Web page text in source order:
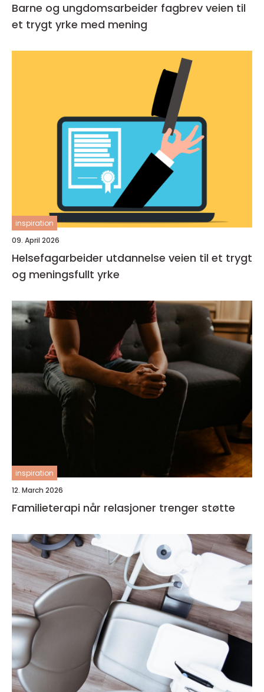
Barne og ungdomsarbeider fagbrev veien til
et trygt yrke med mening
inspiration
09. April 2026
Helsefagarbeider utdannelse veien til et trygt
og meningsfullt yrke
inspiration
12. March 2026
Familieterapi når relasjoner trenger støtte